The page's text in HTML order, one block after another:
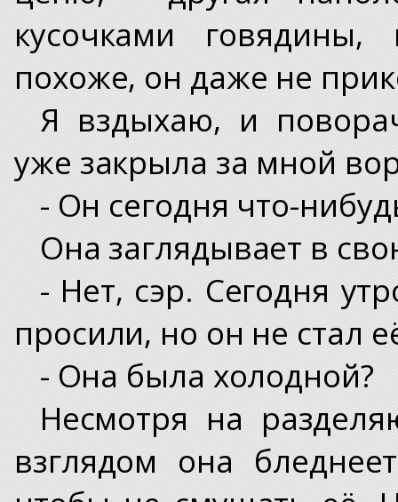
кусочками
похоже, он даже не
Я вздыхаю, и
уже закрыла за мной
- Он сегодня что-
Она заглядывает в
- Нет, сэр. Сегодня
просили, но он не стал
- Она была холодной?
Несмотря на
взглядом она